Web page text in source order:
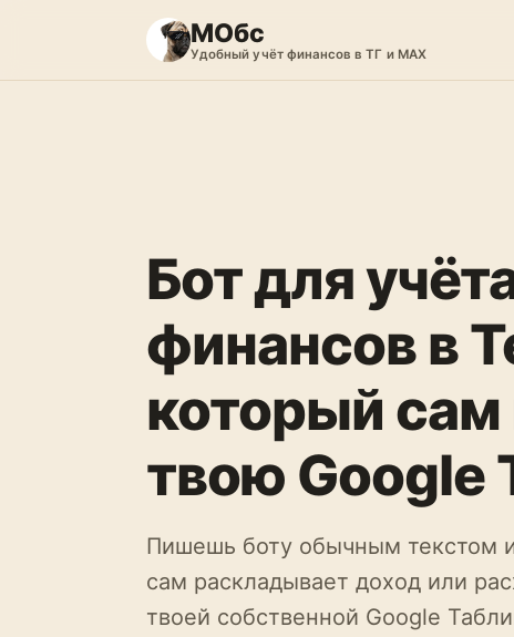
МОбс
Удобный учёт финансов в ТГ и MAX
Бот для
финансов в
который сам
твою Google
Пишешь боту обычным текстом
сам раскладывает доход или
твоей собственной Google